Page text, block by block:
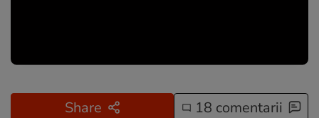
Share 18 comentarii